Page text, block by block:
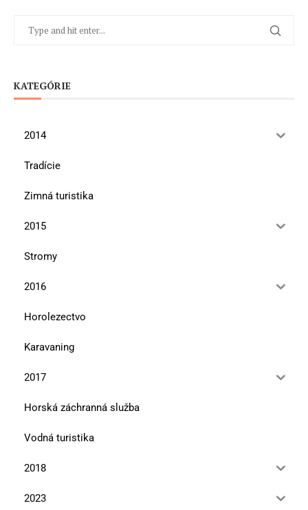
KATEGÓRIE
2014
Tradície
Zimná turistika
2015
Stromy
2016
Horolezectvo
Karavaning
2017
Horská záchranná služba
Vodná turistika
2018
2023